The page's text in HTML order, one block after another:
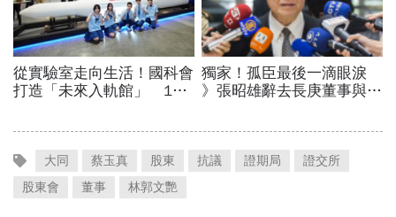
大同 蔡玉真 股東 抗議 證期局
證交所
股東會
董事 林郭文艷